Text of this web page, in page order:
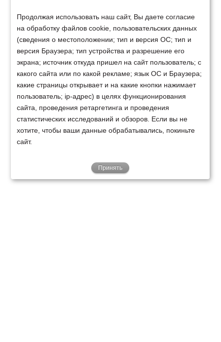
Продолжая использовать наш сайт, Вы даете согласие
на обработку файлов cookie, пользовательских данных
(сведения о местоположении; тип и версия ОС; тип и
версия Браузера; тип устройства и разрешение его
экрана; источник откуда пришел на сайт пользователь; с
какого сайта или по какой рекламе; язык ОС и Браузера;
какие страницы открывает и на какие кнопки нажимает
пользователь; ip-адрес) в целях функционирования
сайта, проведения ретаргетинга и проведения
статистических исследований и обзоров. Если вы не
хотите, чтобы ваши данные обрабатывались, покиньте
сайт.
Принять